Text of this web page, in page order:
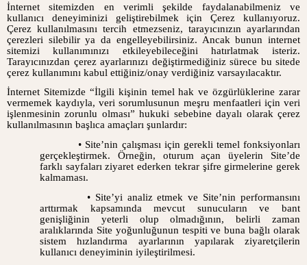
İnternet sitemizden en verimli şekilde faydalanabilmeniz ve
kullanıcı deneyiminizi geliştirebilmek için Çerez kullanıyoruz.
Çerez kullanılmasını tercih etmezseniz, tarayıcınızın ayarlarından
çerezleri silebilir ya da engelleyebilirsiniz. Ancak bunun internet
sitemizi kullanımınızı etkileyebileceğini hatırlatmak isteriz.
Tarayıcınızdan çerez ayarlarınızı değiştirmediğiniz sürece bu sitede
çerez kullanımını kabul ettiğiniz/onay verdiğiniz varsayılacaktır.
İnternet Sitemizde “İlgili kişinin temel hak ve özgürlüklerine zarar
vermemek kaydıyla, veri sorumlusunun meşru menfaatleri için veri
işlenmesinin zorunlu olması” hukuki sebebine dayalı olarak çerez
kullanılmasının başlıca amaçları şunlardır:
• Site’nin çalışması için gerekli temel fonksiyonları
gerçekleştirmek. Örneğin, oturum açan üyelerin Site’de
farklı sayfaları ziyaret ederken tekrar şifre girmelerine gerek
kalmaması.
• Site’yi analiz etmek ve Site’nin performansını
arttırmak kapsamında mevcut sunucuların ve bant
genişliğinin yeterli olup olmadığının, belirli zaman
aralıklarında Site yoğunluğunun tespiti ve buna bağlı olarak
sistem hızlandırma ayarlarının yapılarak ziyaretçilerin
kullanıcı deneyiminin iyileştirilmesi.